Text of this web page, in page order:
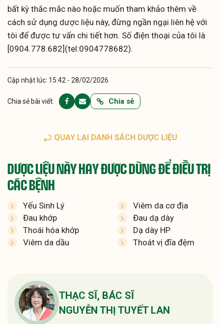
bất kỳ thắc mắc nào hoặc muốn tham khảo thêm về
cách sử dụng dược liệu này, đừng ngần ngại liên hệ với
tôi để được tư vấn chi tiết hơn. Số điện thoại của tôi là
[0904.778.682](tel:0904778682).
Cập nhật lúc: 15:42 - 28/02/2026
Chia sẻ bài viết: Chia sẻ
QUAY LẠI DANH SÁCH DƯỢC LIỆU
DƯỢC LIỆU NÀY HAY ĐƯỢC DÙNG ĐỂ ĐIỀU TRỊ
CÁC BỆNH
Yếu Sinh Lý
Viêm da cơ địa
Đau khớp
Đau dạ dày
Thoái hóa khớp
Dạ dày HP
Viêm da dầu
Thoát vị đĩa đệm
THẠC SĨ, BÁC SĨ
NGUYỄN THỊ TUYẾT LAN